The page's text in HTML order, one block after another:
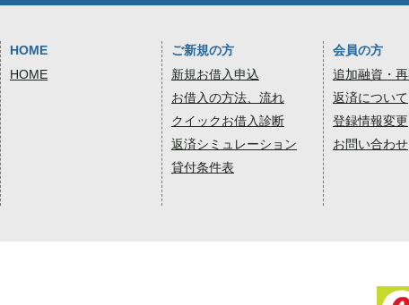
HOME
HOME
ご新規の方
新規お借入申込
お借入の方法、流れ
クイックお借入診断
返済シミュレーション
貸付条件表
会員の方
追加融資・
返済について
登録情報変更
お問い合わせ